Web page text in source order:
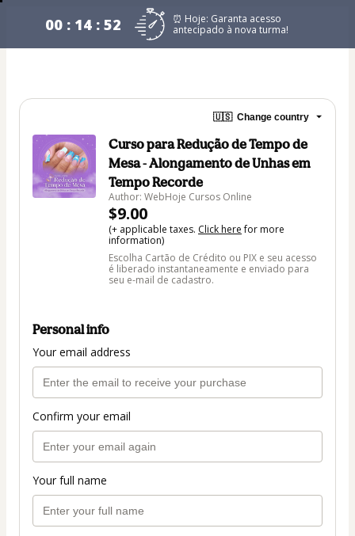
00 : 14 : 52
⏰ Hoje: Garanta acesso
antecipado à nova turma!
🇺🇸 Change country
Curso para Redução de Tempo de
Mesa - Alongamento de Unhas em
Tempo Recorde
Author: WebHoje Cursos Online
$9.00
(+ applicable taxes. Click herefor more
information)
Escolha Cartão de Crédito ou PIX e seu acesso
é liberado instantaneamente e enviado para
seu e-mail de cadastro.
Personal info
Your email address
Confirm your email
Your full name